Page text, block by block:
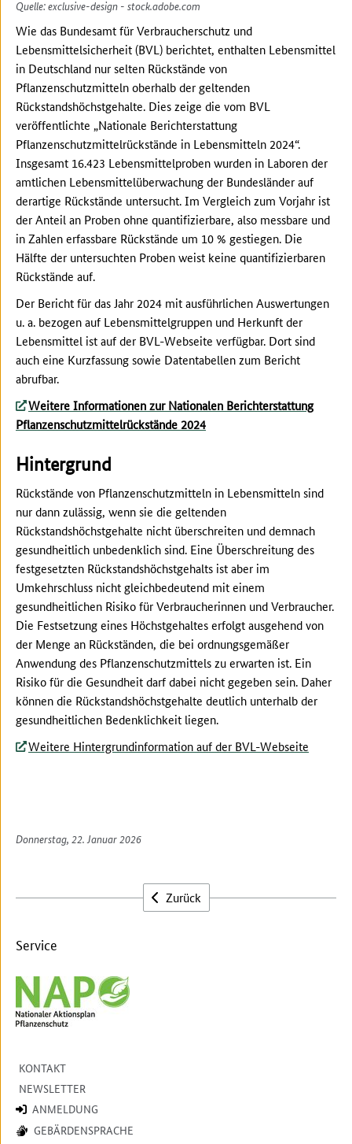
Quelle: exclusive-design - stock.adobe.com
Wie das Bundesamt für Verbraucherschutz und
Lebensmittelsicherheit (BVL) berichtet, enthalten Lebensmittel
in Deutschland nur selten Rückstände von
Pflanzenschutzmitteln oberhalb der geltenden
Rückstandshöchstgehalte. Dies zeige die vom BVL
veröffentlichte „Nationale Berichterstattung
Pflanzenschutzmittelrückstände in Lebensmitteln 2024“.
Insgesamt 16.423 Lebensmittelproben wurden in Laboren der
amtlichen Lebensmittelüberwachung der Bundesländer auf
derartige Rückstände untersucht. Im Vergleich zum Vorjahr ist
der Anteil an Proben ohne quantifizierbare, also messbare und
in Zahlen erfassbare Rückstände um 10 % gestiegen. Die
Hälfte der untersuchten Proben weist keine quantifizierbaren
Rückstände auf.
Der Bericht für das Jahr 2024 mit ausführlichen Auswertungen
u. a. bezogen auf Lebensmittelgruppen und Herkunft der
Lebensmittel ist auf der BVL-Webseite verfügbar. Dort sind
auch eine Kurzfassung sowie Datentabellen zum Bericht
abrufbar.
Weitere Informationen zur Nationalen Berichterstattung
Pflanzenschutzmittelrückstände 2024
Hintergrund
Rückstände von Pflanzenschutzmitteln in Lebensmitteln sind
nur dann zulässig, wenn sie die geltenden
Rückstandshöchstgehalte nicht überschreiten und demnach
gesundheitlich unbedenklich sind. Eine Überschreitung des
festgesetzten Rückstandshöchstgehalts ist aber im
Umkehrschluss nicht gleichbedeutend mit einem
gesundheitlichen Risiko für Verbraucherinnen und Verbraucher.
Die Festsetzung eines Höchstgehaltes erfolgt ausgehend von
der Menge an Rückständen, die bei ordnungsgemäßer
Anwendung des Pflanzenschutzmittels zu erwarten ist. Ein
Risiko für die Gesundheit darf dabei nicht gegeben sein. Daher
können die Rückstandshöchstgehalte deutlich unterhalb der
gesundheitlichen Bedenklichkeit liegen.
Weitere Hintergrundinformation auf der BVL-Webseite
Donnerstag, 22. Januar 2026
Zurück
Service
KONTAKT
NEWSLETTER
ANMELDUNG
GEBÄRDENSPRACHE